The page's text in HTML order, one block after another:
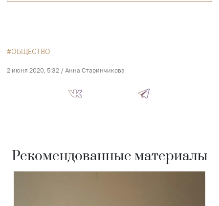
ОБЩЕСТВО
2 июня 2020, 5:32 / Анна Старинчикова
Рекомендованные материалы